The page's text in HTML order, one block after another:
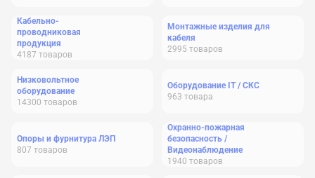
Кабельно-
проводниковая
продукция
4187 товаров
Монтажные изделия для
кабеля
2995 товаров
Низковольтное
оборудование
14300 товаров
Оборудование IT / СКС
963 товара
Опоры и фурнитура ЛЭП
807 товаров
Охранно-пожарная
безопасность /
Видеонаблюдение
1940 товаров